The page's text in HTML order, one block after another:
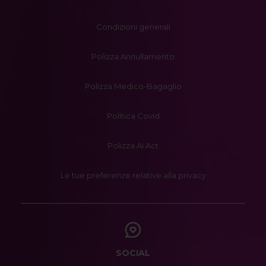
Condizioni generali
Polizza Annullamento
Polizza Medico-Bagaglio
Politica Covid
Polizza AI Act
Le tue preferenze relative alla privacy
SOCIAL